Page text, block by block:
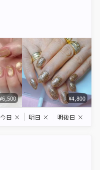
¥6,500 ¥4,800
今日 × 明日 × 明後日 ×